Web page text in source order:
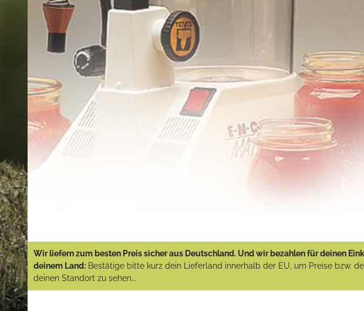
Wir liefern zum besten Preis sicher aus Deutschland. Und wir bezahlen für deinen
deinem Land: Bestätige bitte kurz dein Lieferland innerhalb der EU, um Preise bzw.
deinen Standort zu sehen...